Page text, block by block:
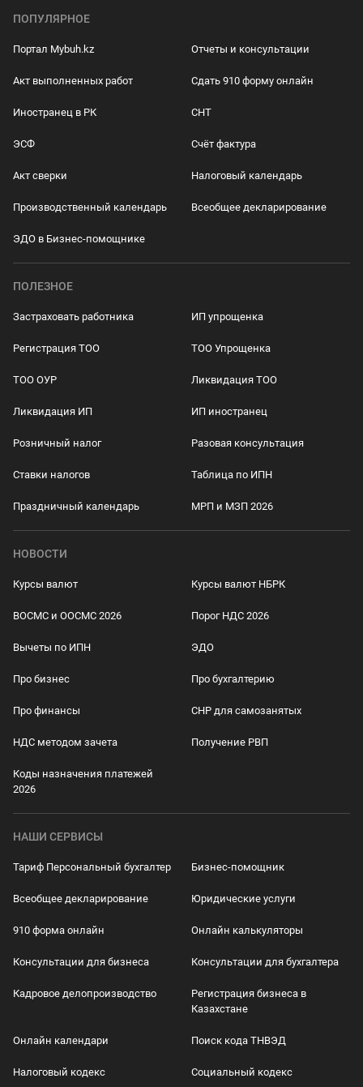
ПОПУЛЯРНОЕ
Портал Mybuh.kz Отчеты и консультации
Акт выполненных работ Сдать 910 форму онлайн
Иностранец в РК СНТ
ЭСФ Счёт фактура
Акт сверки Налоговый календарь
Производственный календарь Всеобщее декларирование
ЭДО в Бизнес-помощнике
ПОЛЕЗНОЕ
Застраховать работника ИП упрощенка
Регистрация ТОО ТОО Упрощенка
ТОО ОУР Ликвидация ТОО
Ликвидация ИП ИП иностранец
Розничный налог Разовая консультация
Ставки налогов Таблица по ИПН
Праздничный календарь МРП и МЗП 2026
НОВОСТИ
Курсы валют Курсы валют НБРК
ВОСМС и ООСМС 2026 Порог НДС 2026
Вычеты по ИПН ЭДО
Про бизнес Про бухгалтерию
Про финансы СНР для самозанятых
НДС методом зачета Получение РВП
Коды назначения платежей
2026
НАШИ СЕРВИСЫ
Тариф Персональный бухгалтер Бизнес-помощник
Всеобщее декларирование Юридические услуги
910 форма онлайн Онлайн калькуляторы
Консультации для бизнеса Консультации для бухгалтера
Кадровое делопроизводство
Регистрация бизнеса в
Казахстане
Онлайн календари Поиск кода ТНВЭД
Налоговый кодекс Социальный кодекс